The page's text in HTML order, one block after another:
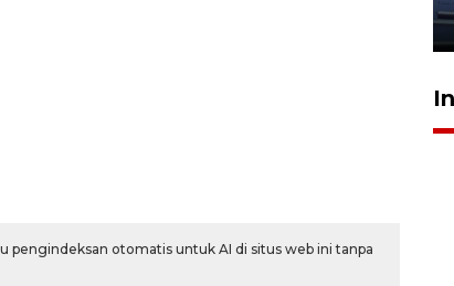
otomatis untuk AI di situs web ini tanpa